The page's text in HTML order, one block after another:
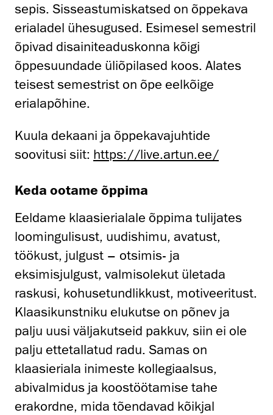
sepis. Sisseastumiskatsed on õppekava
erialadel ühesugused. Esimesel semestril
õpivad disainiteaduskonna kõigi
õppesuundade üliõpilased koos. Alates
teisest semestrist on õpe eelkõige
erialapõhine.
Kuula dekaani ja õppekavajuhtide
soovitusi siit: https://live.artun.ee/
Keda ootame õppima
Eeldame klaasierialale õppima tulijates
loomingulisust, uudishimu, avatust,
töökust, julgust – otsimis- ja
eksimisjulgust, valmisolekut ületada
raskusi, kohusetundlikkust, motiveeritust.
Klaasikunstniku elukutse on põnev ja
palju uusi väljakutseid pakkuv, siin ei ole
palju ettetallatud radu. Samas on
klaasieriala inimeste kollegiaalsus,
abivalmidus ja koostöötamise tahe
erakordne, mida tõendavad kõikjal